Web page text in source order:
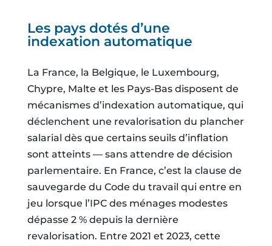
Les pays dotés d’une
indexation automatique
La France, la Belgique, le Luxembourg,
Chypre, Malte et les Pays-Bas disposent de
mécanismes d’indexation automatique, qui
déclenchent une revalorisation du plancher
salarial dès que certains seuils d’inflation
sont atteints — sans attendre de décision
parlementaire. En France, c’est la clause de
sauvegarde du Code du travail qui entre en
jeu lorsque l’IPC des ménages modestes
dépasse 2 % depuis la dernière
revalorisation. Entre 2021 et 2023, cette